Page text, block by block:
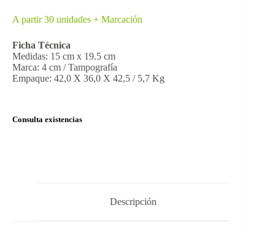
A partir 30 unidades + Marcación
Ficha Técnica
Medidas: 15 cm x 19.5 cm
Marca: 4 cm / Tampografía
Empaque: 42,0 X 36,0 X 42,5 / 5,7 Kg
Consulta existencias
Descripción